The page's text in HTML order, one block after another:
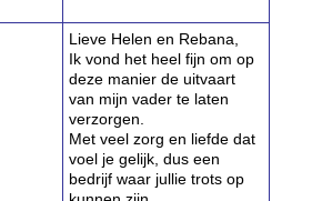
Lieve Helen en Rebana,
Ik vond het heel fijn om op
deze manier de uitvaart
van mijn vader te laten
verzorgen.
Met veel zorg en liefde dat
voel je gelijk, dus een
bedrijf waar jullie trots op